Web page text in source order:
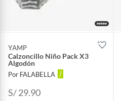
YAMP
Calzoncillo Niño Pack X3
Algodón
Por FALABELLA
S/ 29.90